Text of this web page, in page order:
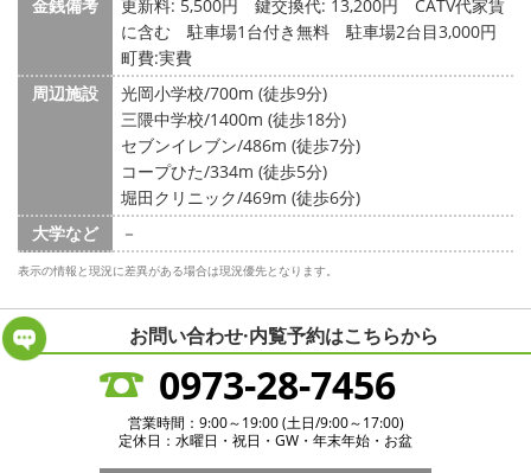
金銭備考 更新料: 5,500円 鍵交換代: 13,200円
CATV代家賃
に含む 駐車場1台付き無料 駐車場2台目3,000円
町費:実費
周辺施設
光岡小学校/700m (徒歩9分)
三隈中学校/1400m (徒歩18分)
セブンイレブン/486m (徒歩7分)
コープひた/334m (徒歩5分)
堀田クリニック/469m (徒歩6分)
大学など
－
表示の情報と現況に差異がある場合は現況優先となります。
お問い合わせ·内覧予約はこちらから
0973-28-7456
営業時間：9:00～19:00 (土日/9:00～17:00)
定休日：水曜日・祝日・GW・年末年始・お盆